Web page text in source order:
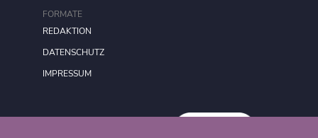
FORMATE
REDAKTION
DATENSCHUTZ
IMPRESSUM